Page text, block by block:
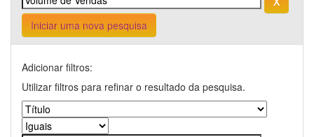
Iniciar uma nova pesquisa
Adicionar filtros:
Utilizar filtros para refinar o resultado da pesquisa.